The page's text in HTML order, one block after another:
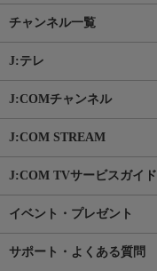
チャンネル一覧
J:テレ
J:COMチャンネル
J:COM STREAM
J:COM TVサービスガイド
イベント・プレゼント
サポート・よくある質問